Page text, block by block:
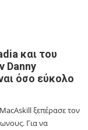
και του
Danny
όσο εύκολο
ξεπέρασε τον
Για να